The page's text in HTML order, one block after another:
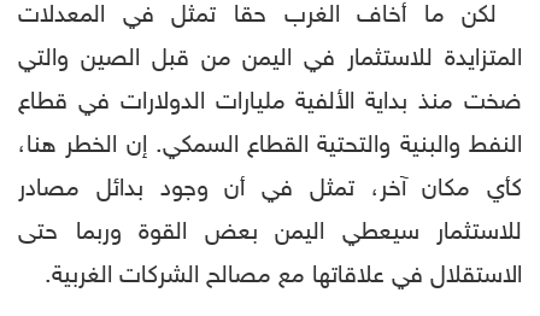
لكن ما أخاف الغرب حقا تمثل في المعدلات
المتزايدة للاستثمار في اليمن من قبل الصين والتي
ضخت منذ بداية الألفية مليارات الدولارات في قطاع
النفط والبنية والتحتية القطاع السمكي. إن الخطر هنا،
كأي مكان آخر، تمثل في أن وجود بدائل مصادر
للاستثمار سيعطي اليمن بعض القوة وربما حتى
الاستقلال في علاقاتها مع مصالح الشركات الغربية.